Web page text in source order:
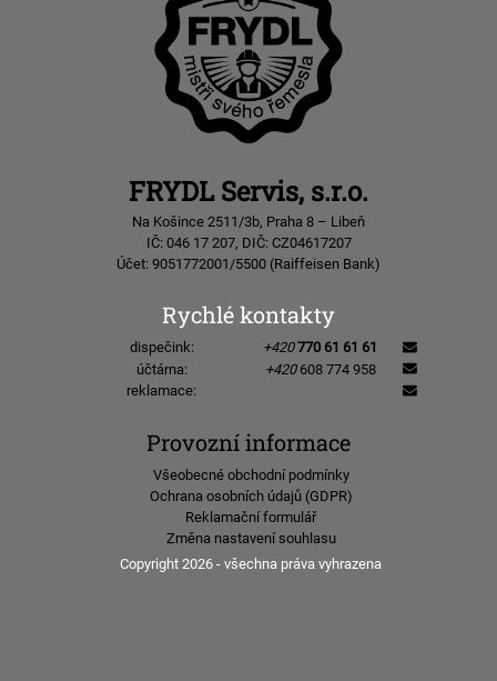
FRYDL Servis, s.r.o.
Na Košince 2511/3b, Praha 8 – Libeň
IČ: 046 17 207, DIČ: CZ04617207
Účet: 9051772001/5500 (Raiffeisen Bank)
Rychlé kontakty
dispečink: +420770 61 61 61
účtárna:
+420608 774 958
reklamace:
Provozní informace
Všeobecné obchodní podmínky
Ochrana osobních údajů (GDPR)
Reklamační formulář
Změna nastavení souhlasu
Copyright 2026 - všechna práva vyhrazena